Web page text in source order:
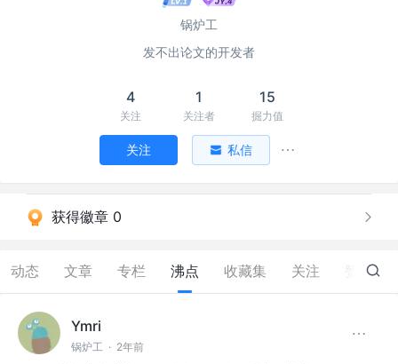
锅炉工
发不出论文的开发者
4
关注
1
关注者
15
掘力值
关注 私信
获得徽章 0
动态 文章 专栏 沸点 收藏集 关注 3
Ymri
锅炉工 · 2年前